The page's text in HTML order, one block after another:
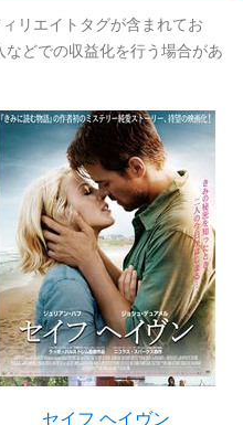
リエイトタグが含まれてお
どでの収益化を行う場合があ
セイフ ヘイヴン